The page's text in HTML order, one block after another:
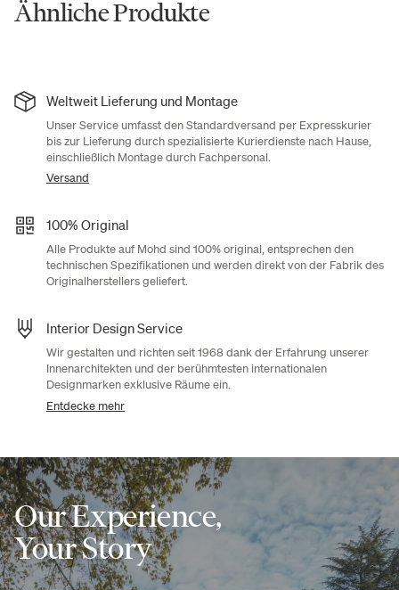
Ähnliche Produkte
Weltweit Lieferung und Montage
Unser Service umfasst den Standardversand per Expresskurier
bis zur Lieferung durch spezialisierte Kurierdienste nach Hause,
einschließlich Montage durch Fachpersonal.
Versand
100% Original
Alle Produkte auf Mohd sind 100% original, entsprechen den
technischen Spezifikationen und werden direkt von der Fabrik des
Originalherstellers geliefert.
Interior Design Service
Wir gestalten und richten seit 1968 dank der Erfahrung unserer
Innenarchitekten und der berühmtesten internationalen
Designmarken exklusive Räume ein.
Entdecke mehr
Our Experience,
Your Story